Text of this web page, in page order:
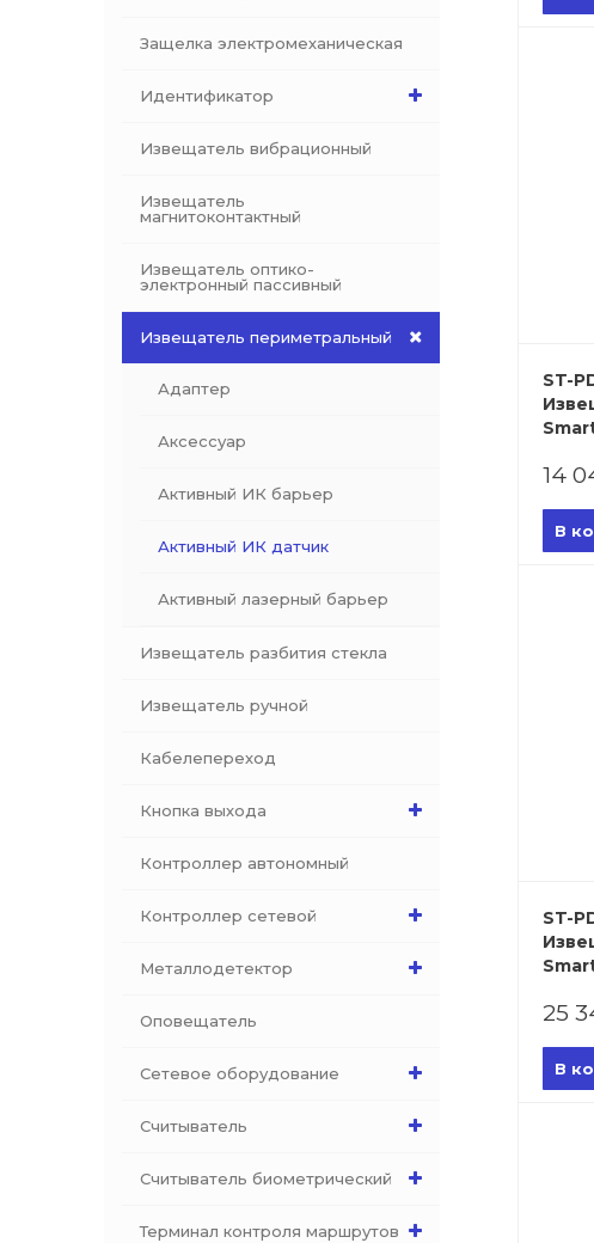
Защелка электромеханическая
Идентификатор
Извещатель вибрационный
Извещатель
магнитоконтактный
Извещатель оптико-
электронный пассивный
Извещатель периметральный
Адаптер
Аксессуар
Активный ИК барьер
Активный ИК датчик
Активный лазерный барьер
Извещатель разбития стекла
Извещатель ручной
Кабелепереход
Кнопка выхода
Контроллер автономный
Контроллер сетевой
Металлодетектор
Оповещатель
Сетевое оборудование
Считыватель
Считыватель биометрический
Терминал контроля маршрутов
ST-
14
В
ST-
25
В